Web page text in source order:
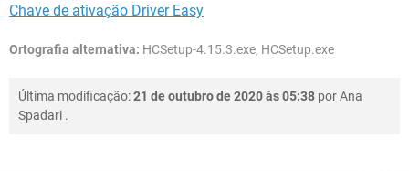
Chave de ativação Driver Easy
Ortografia alternativa: HCSetup-4.15.3.exe, HCSetup.exe
Última modificação:21 de outubro de 2020 às 05:38 porAna
Spadari .